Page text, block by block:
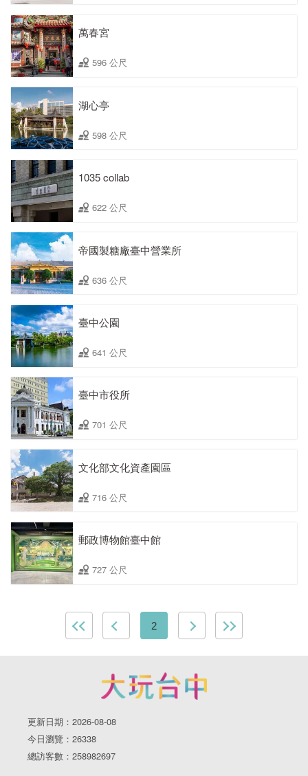
萬春宮
596 公尺
湖心亭
598 公尺
1035 collab
622 公尺
帝國製糖廠臺中營業所
636 公尺
臺中公園
641 公尺
臺中市役所
701 公尺
文化部文化資產園區
716 公尺
郵政博物館臺中館
727 公尺
2
更新日期：2026-08-08
今日瀏覽：26338
總訪客數：258982697